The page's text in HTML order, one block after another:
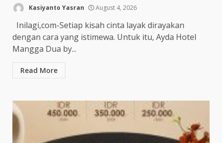
Kasiyanto Yasran August 4, 2026
Inilagi,com-Setiap kisah cinta layak dirayakan
dengan cara yang istimewa. Untuk itu, Ayda Hotel
Mangga Dua by...
Read More